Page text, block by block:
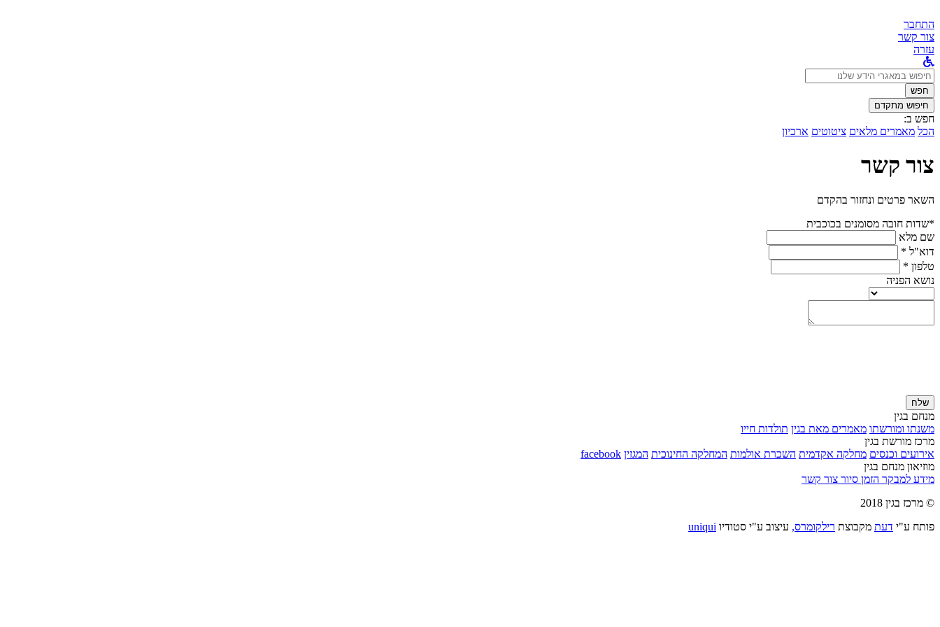
התחבר
צור קשר
עזרה
לחפש
ב:חפש
חיפוש מתקדם
חפש ב:
הכל מאמרים מלאים ציטוטים ארכיון
צור קשר
השאר פרטים ונחזור בהקדם
*שדות חובה מסומנים בכוכבית
שם מלא
דוא"ל *
טלפון *
נושא הפניה
שלח
מנחם בגין
משנתו ומורשתו מאמרים מאת בגין תולדות חייו
מרכז מורשת בגין
אירועים וכנסים מחלקה אקדמית השכרת אולמות המחלקה החינוכית המגזין facebook
מוזיאון מנחם בגין
מידע למבקר הזמן סיור צור קשר
© מרכז בגין 2018
פותח ע"י דעת מקבוצת רילקומרס, עיצוב ע"י סטודיו uniqui